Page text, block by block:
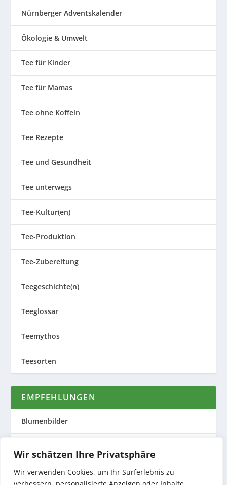
Wir schätzen Ihre Privatsphäre
Wir verwenden Cookies, um Ihr Surferlebnis zu
Nürnberger Adventskalender
Ökologie & Umwelt
Tee für Kinder
Tee für Mamas
Tee ohne Koffein
Tee Rezepte
Tee und Gesundheit
Tee unterwegs
Tee-Kultur(en)
Tee-Produktion
Tee-Zubereitung
Teegeschichte(n)
Teeglossar
Teemythos
Teesorten
EMPFEHLUNGEN
Blumenbilder
Nature to Print